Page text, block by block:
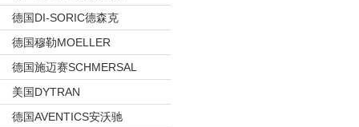
德国DI-SORIC德森克
德国穆勒MOELLER
德国施迈赛SCHMERSAL
美国DYTRAN
德国AVENTICS安沃驰